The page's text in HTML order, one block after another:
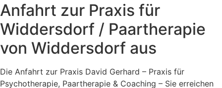
Anfahrt zur Praxis für
Widdersdorf / Paartherapie
von Widdersdorf aus
Die Anfahrt zur Praxis David Gerhard – Praxis für
Psychotherapie, Paartherapie & Coaching – Sie erreichen